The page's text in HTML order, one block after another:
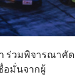
ร่วมพิจารณาคัด
อมั่นจากผู้